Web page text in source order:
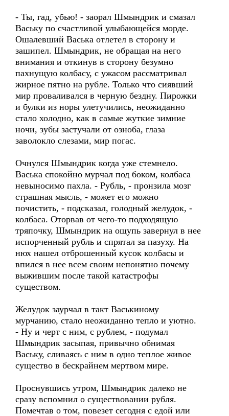
- Ты, гад, убью! - заорал Шмындрик и смазал
Ваську по счастливой улыбающейся морде.
Ошалевший Васька отлетел в сторону и
зашипел. Шмындрик, не обращая на него
внимания и откинув в сторону безумно
пахнущую колбасу, с ужасом рассматривал
жирное пятно на рубле. Только что сиявший
мир проваливался в черную бездну. Пирожки
и булки из норы улетучились, неожиданно
стало холодно, как в самые жуткие зимние
ночи, зубы застучали от озноба, глаза
заволокло слезами, мир погас.
Очнулся Шмындрик когда уже стемнело.
Васька спокойно мурчал под боком, колбаса
невыносимо пахла. - Рубль, - пронзила мозг
страшная мысль, - может его можно
почистить, - подсказал, голодный желудок, -
колбаса. Оторвав от чего-то подходящую
тряпочку, Шмындрик на ощупь завернул в нее
испорченный рубль и спрятал за пазуху. На
нюх нашел отброшенный кусок колбасы и
впился в нее всем своим непонятно почему
выжившим после такой катастрофы
существом.
Желудок заурчал в такт Васькиному
мурчанию, стало неожиданно тепло и уютно.
- Ну и черт с ним, с рублем, - подумал
Шмындрик засыпая, привычно обнимая
Ваську, сливаясь с ним в одно теплое живое
существо в бескрайнем мертвом мире.
Проснувшись утром, Шмындрик далеко не
сразу вспомнил о существовании рубля.
Помечтав о том, повезет сегодня с едой или